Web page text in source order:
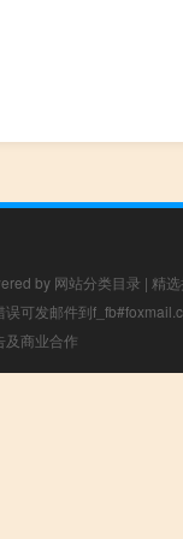
by 网站分类目录 | 精
可发邮件到
及商业合作